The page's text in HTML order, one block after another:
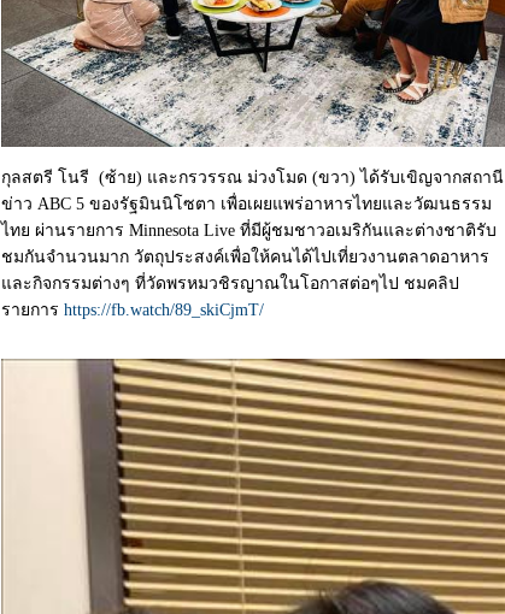
กุลสตรี โนรี (ซ้าย) และกรวรรณ ม่วงโมด (ขวา) ได้รับเขิญจากสถานี
ข่าว ABC 5 ของรัฐมินนิโซตา เพื่อเผยแพร่อาหารไทยและวัฒนธรรม
ไทย ผ่านรายการ Minnesota Live ที่มีผู้ชมชาวอเมริกันและต่างชาติรับ
ชมกันจำนวนมาก วัตถุประสงค์เพื่อให้คนได้ไปเที่ยวงานตลาดอาหาร
และกิจกรรมต่างๆ ที่วัดพรหมวชิรญาณในโอกาสต่อๆไป ชมคลิป
รายการ https://fb.watch/89_skiCjmT/